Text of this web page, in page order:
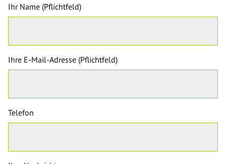
Ihr Name (Pflichtfeld)
Ihre E-Mail-Adresse (Pflichtfeld)
Telefon